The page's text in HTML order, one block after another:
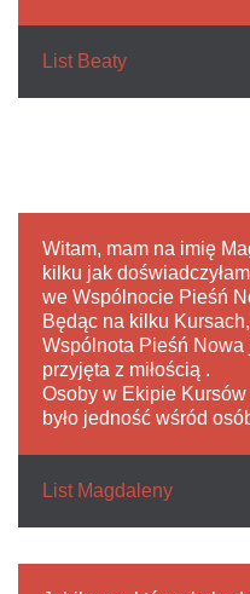
List Beaty
Witam, mam na imię
kilku jak
we Wspólnocie Pieśń
Będąc na kilku
Wspólnota Pieśń Nowa
przyjęta z miłością .
Osoby w Ekipie Kursów
było jedność wśród
List Magdaleny